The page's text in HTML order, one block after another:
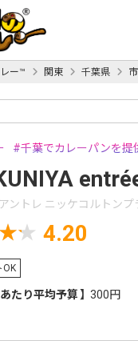
ー™ 関東 千葉県
千葉でカレーパンを提
ントレ ニッケコルトンプ
4.20
OK
たり平均予算 300円